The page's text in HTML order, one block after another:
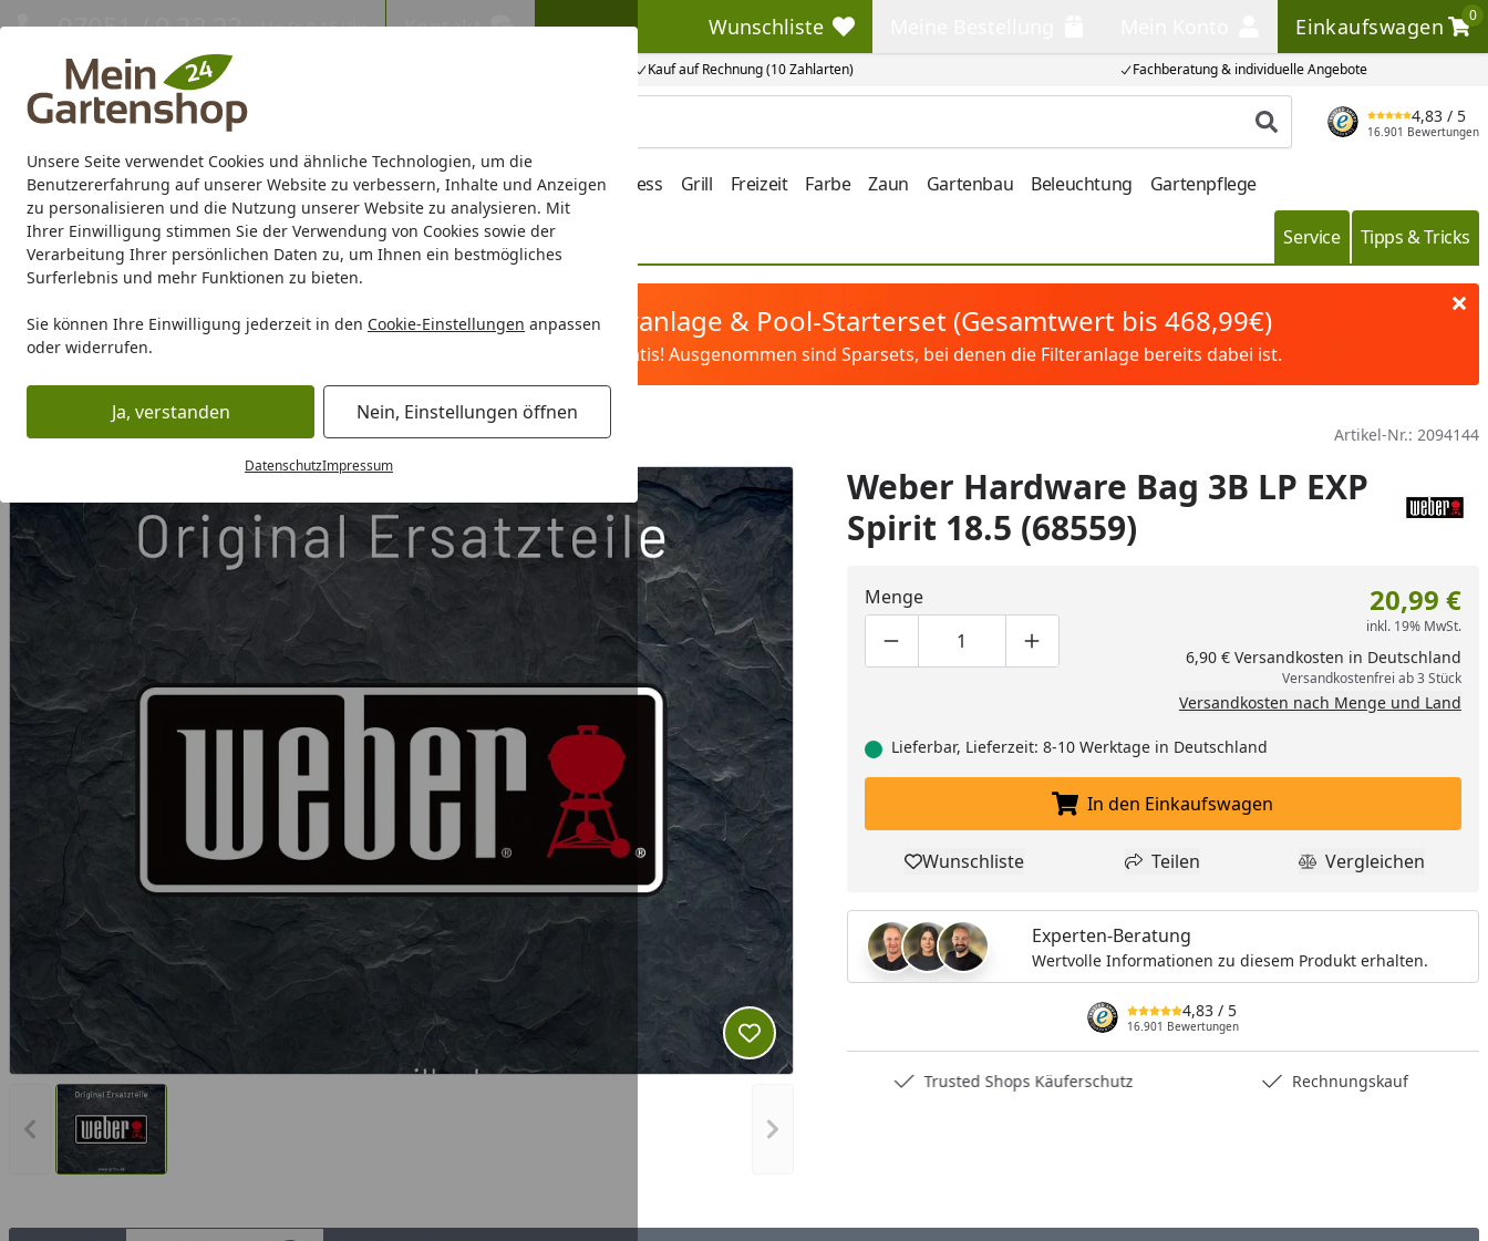
Unsere Seite verwendet Cookies und ähnliche Technologien, um die
Benutzererfahrung auf unserer Website zu verbessern, Inhalte und Anzeigen
zu personalisieren und die Nutzung unserer Website zu analysieren. Mit
Ihrer Einwilligung stimmen Sie der Verwendung von Cookies sowie der
Verarbeitung Ihrer persönlichen Daten zu, um Ihnen ein bestmögliches
Surferlebnis und mehr Funktionen zu bieten.
Sie können Ihre Einwilligung jederzeit in den Cookie-Einstellungen anpassen
oder widerrufen.
Ja, verstanden Nein, Einstellungen öffnen
DatenschutzImpressum
Eigene Montage-Teams Kauf auf Rechnung (10 Zahlarten) Fachberatung & individuelle Angebote
07051 / 9 22 22 Mo-Fr. 8-16 Uhr Kontakt Wunschliste
Wunschliste Einkaufswagen
0
Einkaufswagen
Produkt suchen
4,83 / 5
16.901 Bewertungen
Gartenhaus Gerätehaus Gewächshaus Carport/Garage/Vordach Wellness Grill Freizeit Farbe Zaun Gartenbau Beleuchtung Gartenpflege
Marken Sale % Service Tipps & Tricks
Karibu Pools inkl. gratis Sandfilteranlage & Pool-Starterset (Gesamtwert bis 468,99€)
Dein Traumpool im Sorglos-Paket: Filter&Pflege gratis! Ausgenommen sind Sparsets, bei denen die Filteranlage bereits dabei ist.
Grill Grill Ersatzteile Weber Hardware Bag 3B LP EXP Spirit 18.5 (68559) Artikel-Nr.: 2094144
Vorheriges Bild anzeigen Nächstes Bild anzeigen
Produkt zur Wunschliste hinzufügen
Weber Hardware Bag 3B LP EXP
Spirit 18.5 (68559)
Menge
Produktmenge um eins verringern
Produktmenge manuell eingeben
Produktmenge um eins erhöhen
20,99 €
inkl. 19% MwSt.
6,90 € Versandkosten in Deutschland
Versandkostenfrei ab 3 Stück
Versandkosten nach Menge und Land
Lieferbar, Lieferzeit: 8-10 Werktage in Deutschland
In den Einkaufswagen legen
In den Einkaufswagen
Produkt zur Wunschliste hinzufügen
Wunschliste Teilen
Teilen Produkt
Vergleichen
Experten-Beratung
Wertvolle Informationen zu diesem Produkt erhalten.
4,83 / 5
16.901 Bewertungen
Montageservice Deutschlands bester Händler Trusted Shops Käuferschutz Rechnungskauf